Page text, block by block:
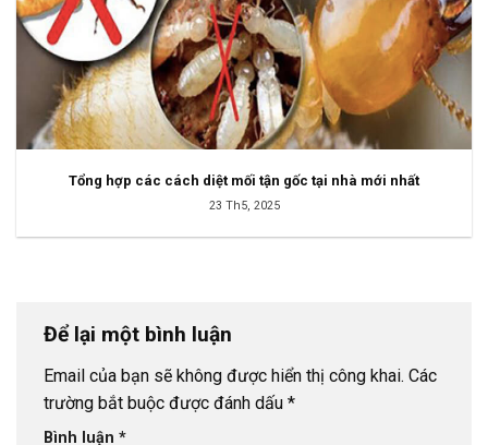
Tổng hợp các cách diệt mối tận gốc tại nhà mới nhất
23 Th5, 2025
Để lại một bình luận
Email của bạn sẽ không được hiển thị công khai. Các
trường bắt buộc được đánh dấu *
Bình luận *